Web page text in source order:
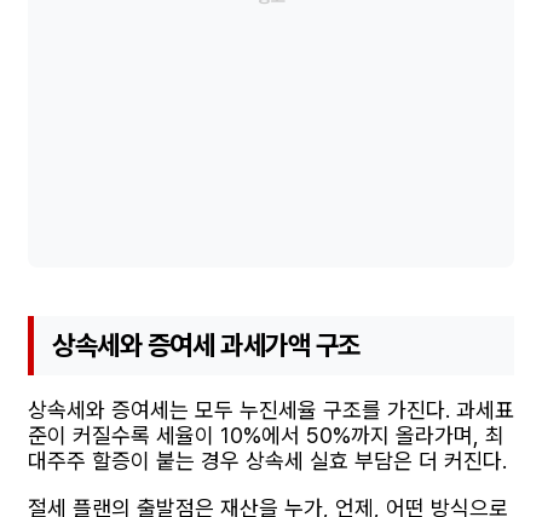
상속세와 증여세 과세가액 구조
상속세와 증여세는 모두 누진세율 구조를 가진다. 과세표
준이 커질수록 세율이 10%에서 50%까지 올라가며, 최
대주주 할증이 붙는 경우 상속세 실효 부담은 더 커진다.
절세 플랜의 출발점은 재산을 누가, 언제, 어떤 방식으로